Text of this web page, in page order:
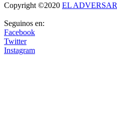
Copyright ©2020 EL
Seguinos en:
Facebook
Twitter
Instagram